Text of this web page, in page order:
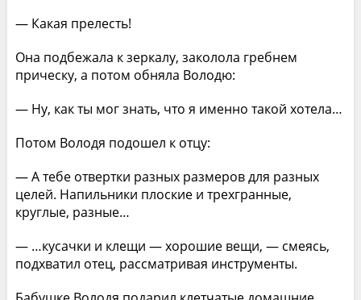
— Какая прелесть!
Она подбежала к зеркалу, заколола гребнем
прическу, а потом обняла Володю:
— Ну, как ты мог знать, что я именно такой хотела…
Потом Володя подошел к отцу:
— А тебе отвертки разных размеров для разных
целей. Напильники плоские и трехгранные,
круглые, разные…
— …кусачки и клещи — хорошие вещи, — смеясь,
подхватил отец, рассматривая инструменты.